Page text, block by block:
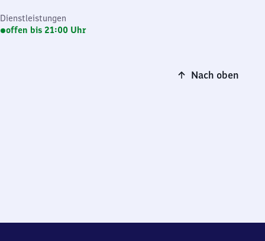
Dienstleistungen
offen bis 21:00 Uhr
Nach oben